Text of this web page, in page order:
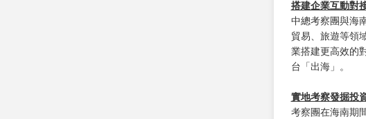
搭建企業互動對
中總考察團與海
貿易、旅遊等領
業搭建更高效的
台「出海」。
實地考察發掘投
考察團在海南期